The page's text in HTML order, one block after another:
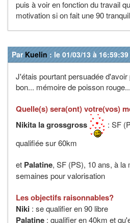
puis à voir en fonction du travail
motivation si on fait une 90
Par Kuelin : le 01/03/13 à 16:59:39
J'étais pourtant persuadée
bon... mémoire de poisson rouge...
Quelle(s) sera(ont) votre(vos)
Nikita la grossgross
: SF
qualifiée sur 60km
et Palatine, SF (PS), 10 ans, à la
semaines pour valorisation
Les objectifs raisonnables?
Niki : se qualifier en 90 libre
Palatine : qualifier en 40km et